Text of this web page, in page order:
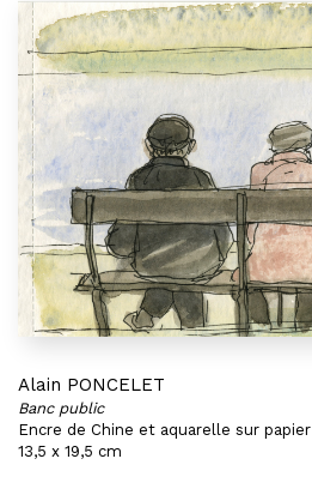
Alain PONCELET
Banc public
Encre de Chine et aquarelle sur papier
13,5 x 19,5 cm